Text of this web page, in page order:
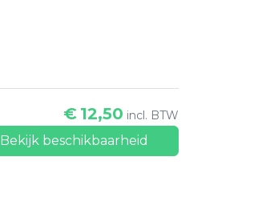
€ 12,50 incl. BTW
Bekijk beschikbaarheid